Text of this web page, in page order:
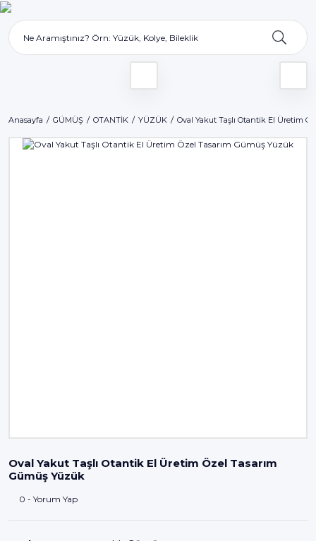
Anasayfa GÜMÜŞ OTANTİK YÜZÜK Oval Yakut Taşlı Otantik El Üretim
Oval Yakut Taşlı Otantik El Üretim Özel Tasarım
Gümüş Yüzük
0 - Yorum Yap